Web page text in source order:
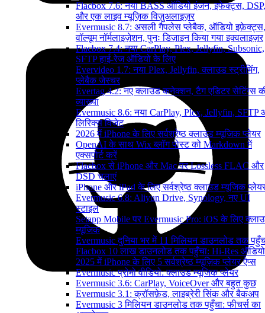
Flacbox 7.6: नया BASS ऑडियो इंजन, इफेक्ट्स, DSP,
और एक लाइव म्यूज़िक विज़ुअलाइज़र
Evermusic 8.7: असली गैपलेस प्लेबैक, ऑडियो इफ़ेक्ट्स,
वॉल्यूम नॉर्मलाइज़ेशन, पुनः डिज़ाइन किया गया इक्वलाइज़र
Flacbox 7.4: नया CarPlay, Plex, Jellyfin, Subsonic,
SFTP हाई-रेज ऑडियो के लिए
Evervideo 1.7: नया Plex, Jellyfin, क्लाउड स्ट्रीमिंग,
प्लेबैक जेस्चर
Evertag 4.2: नए क्लाउड कनेक्शन, टैग एडिटर सेटिंग्स
व्याख्या
Evermusic 8.6: नया CarPlay, Plex, Jellyfin, SFTP
लिरिक्स विजेट
2026 में iPhone के लिए सर्वश्रेष्ठ क्लाउड म्यूजिक प्लेयर
OpenAI के साथ Wix ब्लॉग पोस्ट को Markdown में
एक्सपोर्ट करें
Flacbox से iPhone और Mac पर Lossless FLAC और
DSD चलाएं
iPhone और iPad के लिए सर्वश्रेष्ठ क्लाउड म्यूजिक
Evermusic 6.8: Aliyun Drive, Synology, नए UI
स्टाइल
Setapp Mobile पर Evermusic Pro: iOS के लिए
म्यूजिक
Evermusic दुनिया भर में 11 मिलियन डाउनलोड तक
Flacbox 10 लाख डाउनलोड तक पहुँचा: Hi-Res ऑडियो
2025 में iPhone के लिए 5 सर्वश्रेष्ठ म्यूज़िक प्लेयर ऐप्स
Evermusic प्रोमो वीडियो: क्लाउड म्यूजिक प्लेयर
Evermusic 3.6: CarPlay, VoiceOver और बहुत कुछ
Evermusic 3.1: क्रॉसफ़ेड, लाइब्रेरी सिंक और बैकअप
Evermusic 3 मिलियन डाउनलोड तक पहुँचा: फीचर्स का